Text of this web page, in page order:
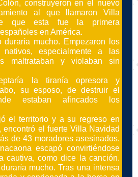
construyeron en el nuevo
al que llamaron Villa
que esta fue la primera
en América.
duraría mucho. Empezaron los
especialmente a las
maltrataban y violaban sin
la tiranía opresora y
su esposo, de destruir el
estaban afincados los
el territorio y a su regreso en
encontró el fuerte Villa Navidad
de 43 moradores asesinados.
escapó convirtiéndose
cautiva, como dice la canción.
mucho. Tras una intensa